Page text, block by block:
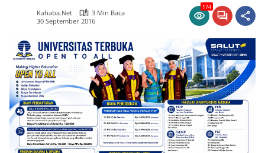
Kahaba.net
3 Min Baca
30 September 2016
174